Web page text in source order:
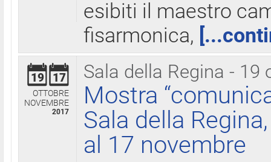
esibiti il maestro
fisarmonica,
Sala della Regina - 19
19 17
OTTOBRE
NOVEMBRE
2017
Mostra
Sala della
al 17 novembre